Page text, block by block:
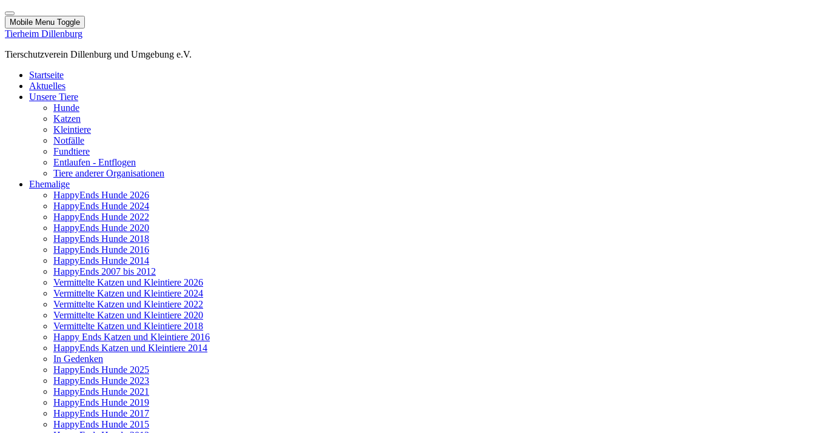
Mobile Menu Toggle
Tierheim Dillenburg
Tierschutzverein Dillenburg und Umgebung e.V.
Startseite
Aktuelles
Unsere Tiere
Hunde
Katzen
Kleintiere
Notfälle
Fundtiere
Entlaufen - Entflogen
Tiere anderer Organisationen
Ehemalige
HappyEnds Hunde 2026
HappyEnds Hunde 2024
HappyEnds Hunde 2022
HappyEnds Hunde 2020
HappyEnds Hunde 2018
HappyEnds Hunde 2016
HappyEnds Hunde 2014
HappyEnds 2007 bis 2012
Vermittelte Katzen und Kleintiere 2026
Vermittelte Katzen und Kleintiere 2024
Vermittelte Katzen und Kleintiere 2022
Vermittelte Katzen und Kleintiere 2020
Vermittelte Katzen und Kleintiere 2018
Happy Ends Katzen und Kleintiere 2016
HappyEnds Katzen und Kleintiere 2014
In Gedenken
HappyEnds Hunde 2025
HappyEnds Hunde 2023
HappyEnds Hunde 2021
HappyEnds Hunde 2019
HappyEnds Hunde 2017
HappyEnds Hunde 2015